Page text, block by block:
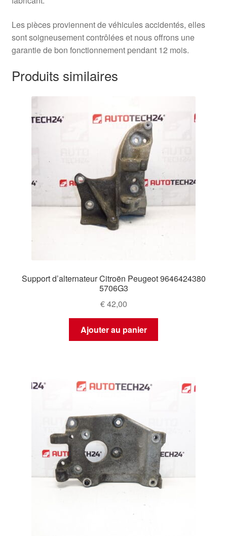
Les pièces proviennent de véhicules accidentés, elles
sont soigneusement contrôlées et nous offrons une
garantie de bon fonctionnement pendant 12 mois.
Produits similaires
Support d’alternateur Citroën Peugeot 9646424380
5706G3
€42,00
Ajouter au panier